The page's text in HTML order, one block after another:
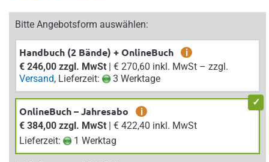
Bitte Angebotsform auswählen:
Handbuch (2 Bände) + OnlineBuch
i
€ 246,00 zzgl. MwSt
| € 270,60 inkl. MwSt – zzgl.
Versand, Lieferzeit: 3 Werktage
OnlineBuch – Jahresabo
i
€ 384,00 zzgl. MwSt
| € 422,40 inkl. MwSt
Lieferzeit:
1 Werktag